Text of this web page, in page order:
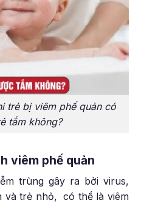
trẻ bị viêm phế quản có
tắm không?
viêm phế quản
trùng gây ra bởi virus,
và trẻ nhỏ, có thể là viêm